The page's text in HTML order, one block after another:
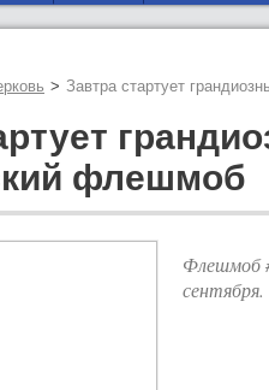
> Завтра стартует
флешмоб
Флешмоб
сентября.